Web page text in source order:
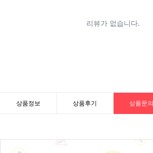
상품정보 상품후기 상품문의